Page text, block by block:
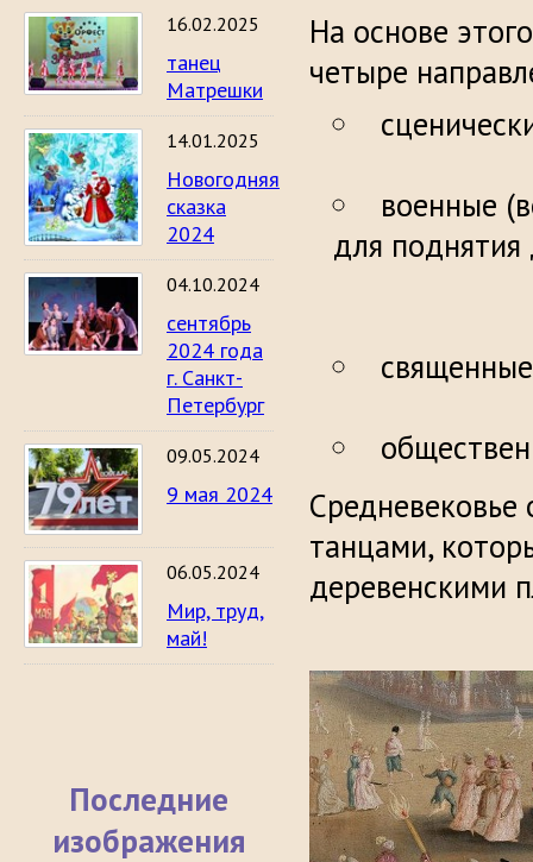
16.02.2025
танец
Матрешки
14.01.2025
Новогодняя
сказка
2024
04.10.2024
сентябрь
2024 года
г. Санкт-
Петербург
09.05.2024
9 мая 2024
06.05.2024
Мир, труд,
май!
Последние
изображения
На основе
четыре
военные
для
танцами,
деревенскими